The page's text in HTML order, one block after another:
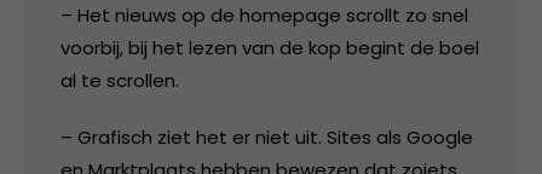
– Het nieuws op de homepage scrollt zo snel
voorbij, bij het lezen van de kop begint de boel
al te scrollen.
– Grafisch ziet het er niet uit. Sites als Google